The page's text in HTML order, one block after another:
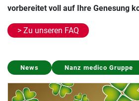
vorbereitet voll auf Ihre Genesung
> Zu unseren FAQ
Presse Nanz medico Gruppe